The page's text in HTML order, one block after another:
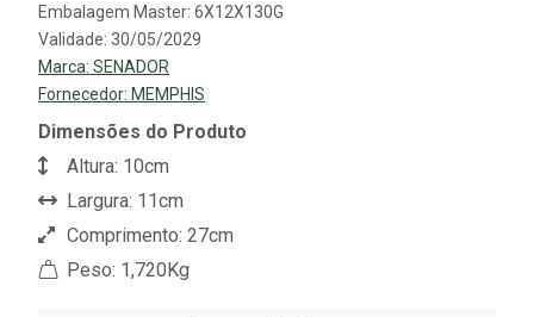
Embalagem Master: 6X12X130G
Validade: 30/05/2029
Marca: SENADOR
Fornecedor: MEMPHIS
Dimensões do Produto
Altura: 10cm
Largura: 11cm
Comprimento: 27cm
Peso: 1,720Kg